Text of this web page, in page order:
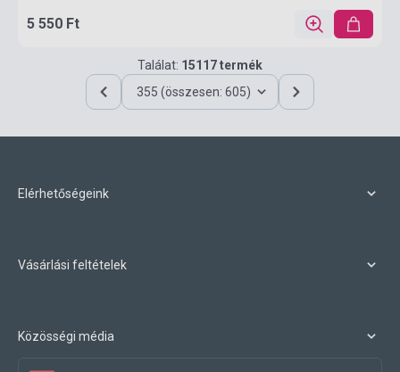
5 550 Ft
Találat: 15117 termék
355 (összesen: 605)
Elérhetőségeink
Vásárlási feltételek
Közösségi média